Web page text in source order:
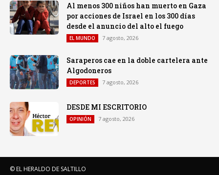
Al menos 300 niños han muerto en Gaza
por acciones de Israel en los 300 días
desde el anuncio del alto el fuego
EL MUNDO 7 agosto, 2026
Saraperos cae en la doble cartelera ante
Algodoneros
DEPORTES 7 agosto, 2026
DESDE MI ESCRITORIO
OPINIÓN 7 agosto, 2026
© EL HERALDO DE SALTILLO